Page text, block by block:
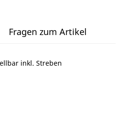
Fragen zum Artikel
inkl. Streben